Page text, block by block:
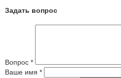
Задать вопрос
Вопрос *
Ваше имя *